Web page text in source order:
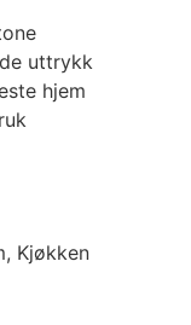
uttrykk
hjem
Kjøkken